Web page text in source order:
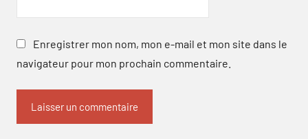
Enregistrer mon nom, mon e-mail et mon site dans le
navigateur pour mon prochain commentaire.